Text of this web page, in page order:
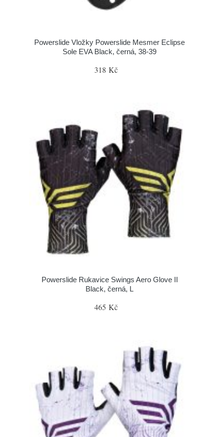
Powerslide Vložky Powerslide Mesmer Eclipse
Sole EVA Black, černá, 38-39
318 Kč
Powerslide Rukavice Swings Aero Glove II
Black, černá, L
465 Kč